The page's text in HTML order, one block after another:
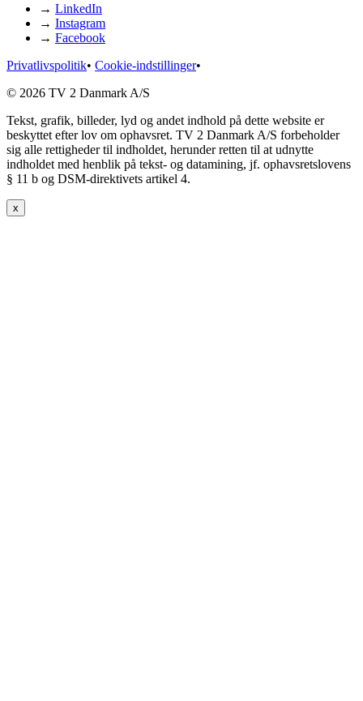
→ LinkedIn
→ Instagram
→ Facebook
Privatlivspolitik• Cookie-indstillinger•
© 2026 TV 2 Danmark A/S
Tekst, grafik, billeder, lyd og andet indhold på dette website er
beskyttet efter lov om ophavsret. TV 2 Danmark A/S forbeholder
sig alle rettigheder til indholdet, herunder retten til at udnytte
indholdet med henblik på tekst- og datamining, jf. ophavsretslovens
§ 11 b og DSM-direktivets artikel 4.
x